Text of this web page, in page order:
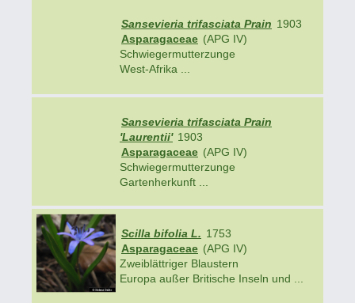
Sansevieria trifasciata Prain 1903
Asparagaceae (APG IV)
Schwiegermutterzunge
West-Afrika ...
Sansevieria trifasciata Prain
'Laurentii' 1903
Asparagaceae (APG IV)
Schwiegermutterzunge
Gartenherkunft ...
Scilla bifolia L. 1753
Asparagaceae (APG IV)
Zweiblättriger Blaustern
Europa außer Britische Inseln und ...